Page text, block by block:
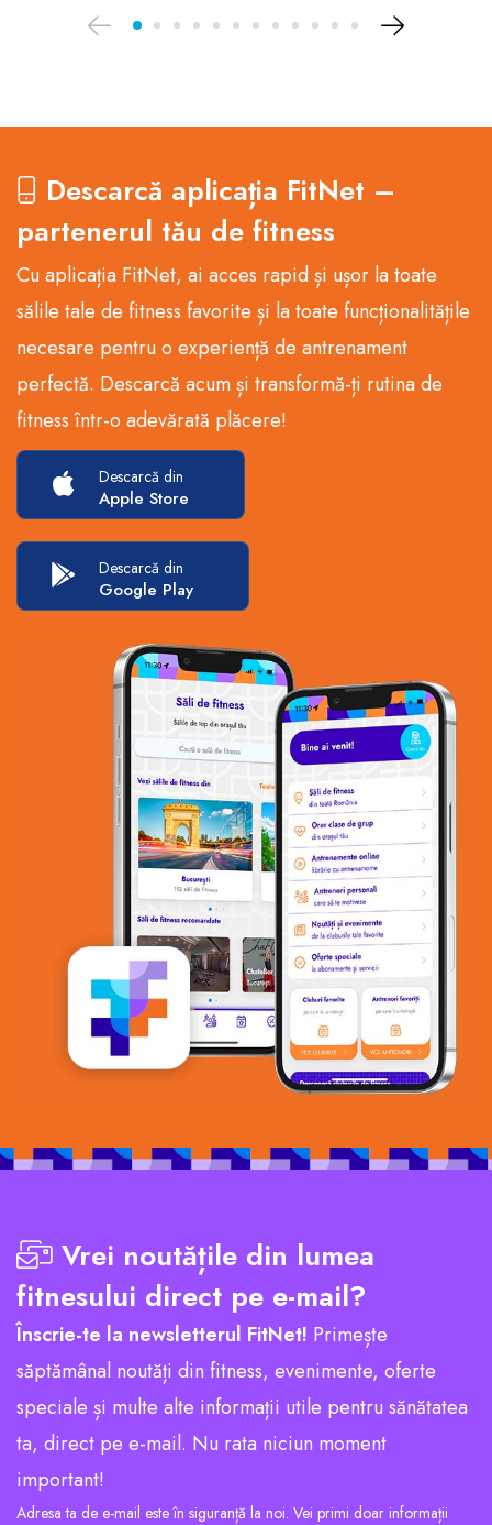
Descarcă aplicația FitNet –
partenerul tău de fitness
Cu aplicația FitNet, ai acces rapid și ușor la toate
sălile tale de fitness favorite și la toate funcționalitățile
necesare pentru o experiență de antrenament
perfectă. Descarcă acum și transformă-ți rutina de
fitness într-o adevărată plăcere!
Descarcă din
Apple Store
Descarcă din
Google Play
Vrei noutățile din lumea
fitnesului direct pe e-mail?
Înscrie-te la newsletterul FitNet! Primește
săptămânal noutăți din fitness, evenimente, oferte
speciale și multe alte informații utile pentru sănătatea
ta, direct pe e-mail. Nu rata niciun moment
important!
Adresa ta de e-mail este în siguranță la noi. Vei primi doar informații